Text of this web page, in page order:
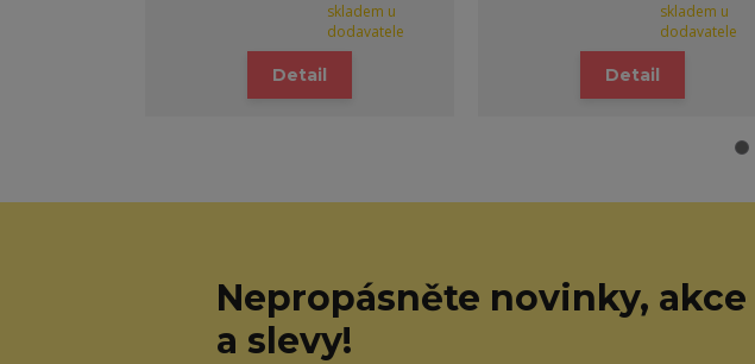
skladem u
dodavatele
Detail
skladem u
dodavatele
Detail
Nepropásněte novinky, akce
a slevy!